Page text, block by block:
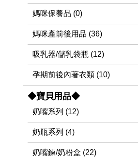
媽咪保養品 (0)
媽咪產前後用品 (36)
吸乳器/儲乳袋瓶 (12)
孕期前後內著衣類 (10)
◆寶貝用品◆
奶嘴系列 (12)
奶瓶系列 (4)
奶嘴鍊/奶粉盒 (22)